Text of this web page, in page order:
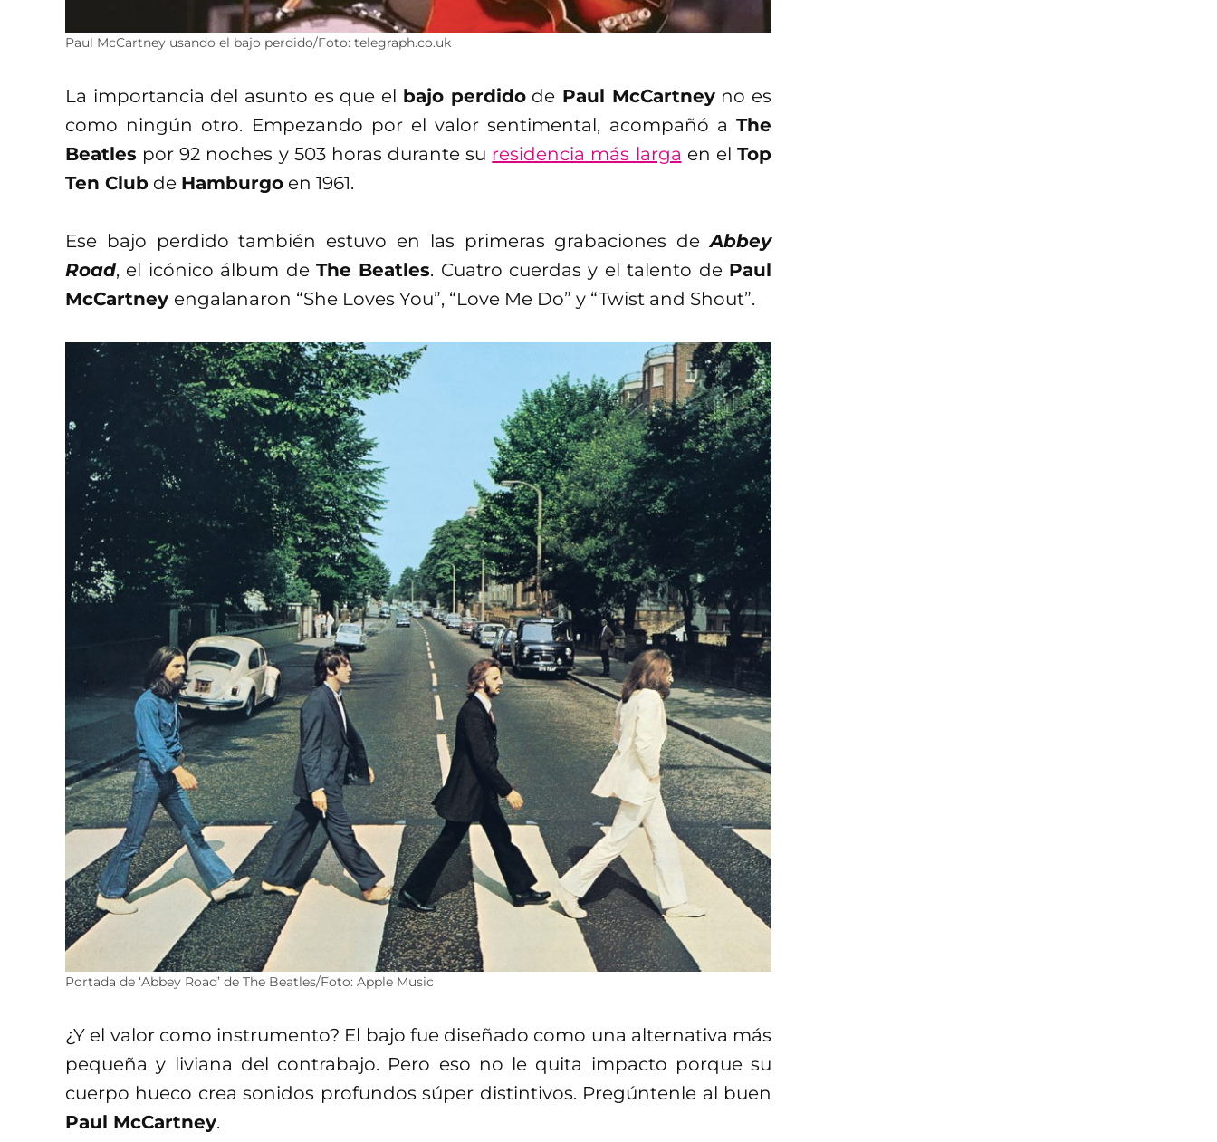
Paul McCartney usando el bajo perdido/Foto: telegraph.co.uk
La importancia del asunto es que el bajo perdidode Paul McCartneyno es
como ningún otro. Empezando por el valor sentimental, acompañó a The
Beatles por 92 noches y 503 horas durante su residencia más larga en elTop
Ten Club de Hamburgo en 1961.
Ese bajo perdido también estuvo en las primeras grabaciones deAbbey
Road, el icónico álbum de The Beatles. Cuatro cuerdas y el talento de Paul
McCartney engalanaron “She Loves You”, “Love Me Do” y “Twist and Shout”.
Portada de ‘Abbey Road’ de The Beatles/Foto: Apple Music
¿Y el valor como instrumento? El bajo fue diseñado como una alternativa más
pequeña y liviana del contrabajo. Pero eso no le quita impacto porque su
cuerpo hueco crea sonidos profundos súper distintivos. Pregúntenle al buen
Paul McCartney.